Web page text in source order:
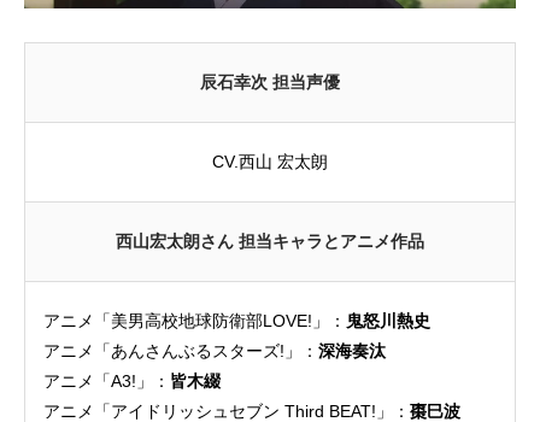
辰石幸次 担当声優
CV.西山 宏太朗
西山宏太朗さん 担当キャラとアニメ作品
アニメ「美男高校地球防衛部LOVE!」： 鬼怒川熱史
アニメ「あんさんぶるスターズ!」： 深海奏汰
アニメ「A3!」： 皆木綴
アニメ「アイドリッシュセブン Third BEAT!」： 棗巳波